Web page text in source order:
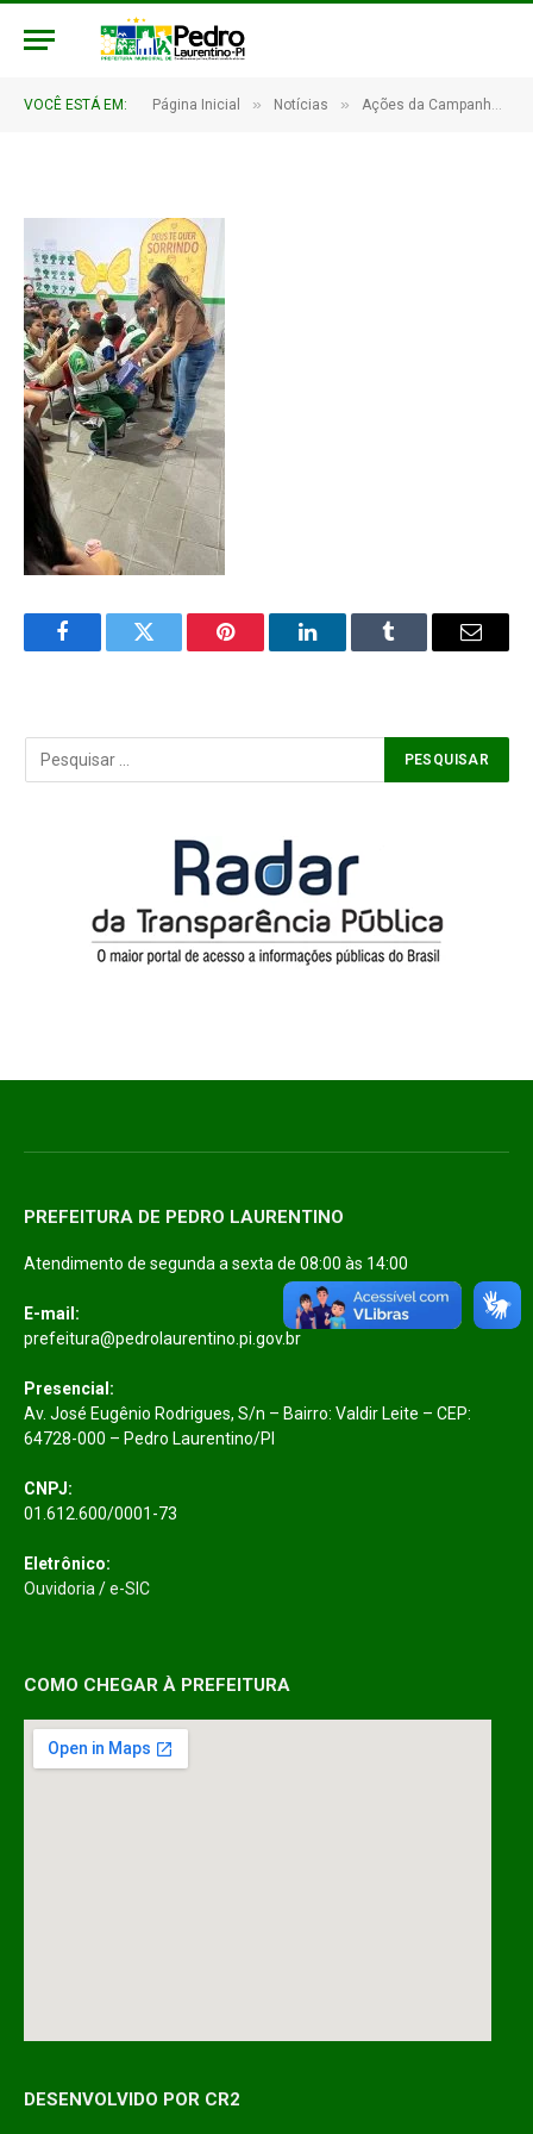
VOCÊ ESTÁ EM: Página Inicial » Notícias » Ações da Campanha Setembro Amarelo
08.45.25
FacebookTwitter Pinterest LinkedInTumblr Email
PREFEITURA DE PEDRO LAURENTINO
Atendimento de segunda a sexta de 08:00 às 14:00
E-mail:
prefeitura@pedrolaurentino.pi.gov.br
Presencial:
Av. José Eugênio Rodrigues, S/n – Bairro: Valdir Leite – CEP:
64728-000 – Pedro Laurentino/PI
CNPJ:
01.612.600/0001-73
Eletrônico:
Ouvidoria /e-SIC
COMO CHEGAR À PREFEITURA
DESENVOLVIDO POR CR2